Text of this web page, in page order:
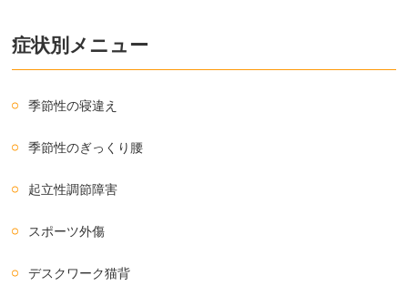
症状別メニュー
季節性の寝違え
季節性のぎっくり腰
起立性調節障害
スポーツ外傷
デスクワーク猫背